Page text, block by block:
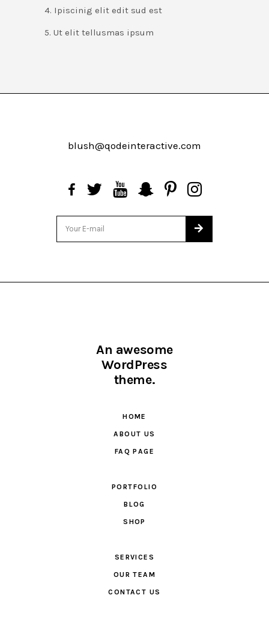
Ipiscinig elit edit sud est
Ut elit tellusmas ipsum
blush@qodeinteractive.com
An awesome
WordPress
theme.
HOME
ABOUT US
FAQ PAGE
PORTFOLIO
BLOG
SHOP
SERVICES
OUR TEAM
CONTACT US